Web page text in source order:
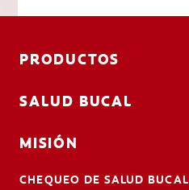
PRODUCTOS
SALUD BUCAL
MISIÓN
CHEQUEO DE SALUD BUCAL